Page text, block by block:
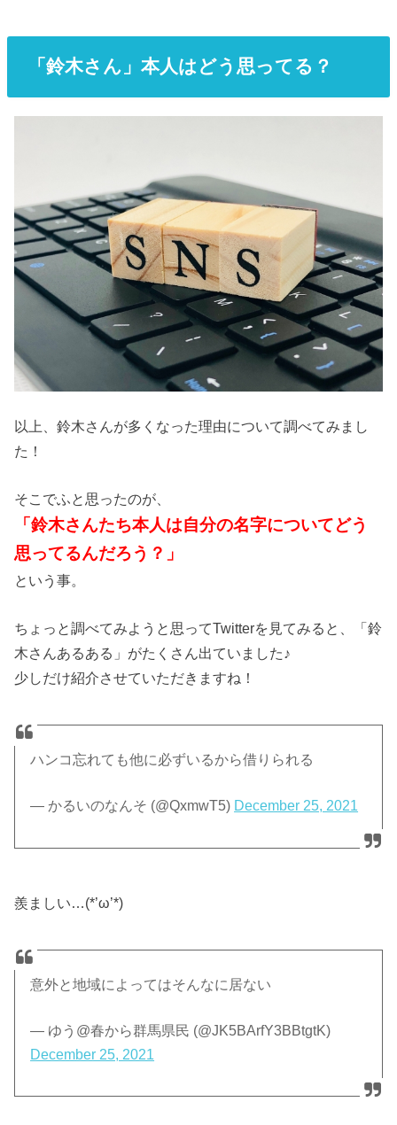
「鈴木さん」本人はどう思ってる？
以上、鈴木さんが多くなった理由について調べてみまし
た！
そこでふと思ったのが、
「鈴木さんたち本人は自分の名字についてどう
思ってるんだろう？」
という事。
ちょっと調べてみようと思ってTwitterを見てみると、「鈴
木さんあるある」がたくさん出ていました♪
少しだけ紹介させていただきますね！
ハンコ忘れても他に必ずいるから借りられる
— かるいのなんそ (@QxmwT5) December 25, 2021
羨ましい…(*’ω’*)
意外と地域によってはそんなに居ない
— ゆう@春から群馬県民 (@JK5BArfY3BBtgtK)
December 25, 2021